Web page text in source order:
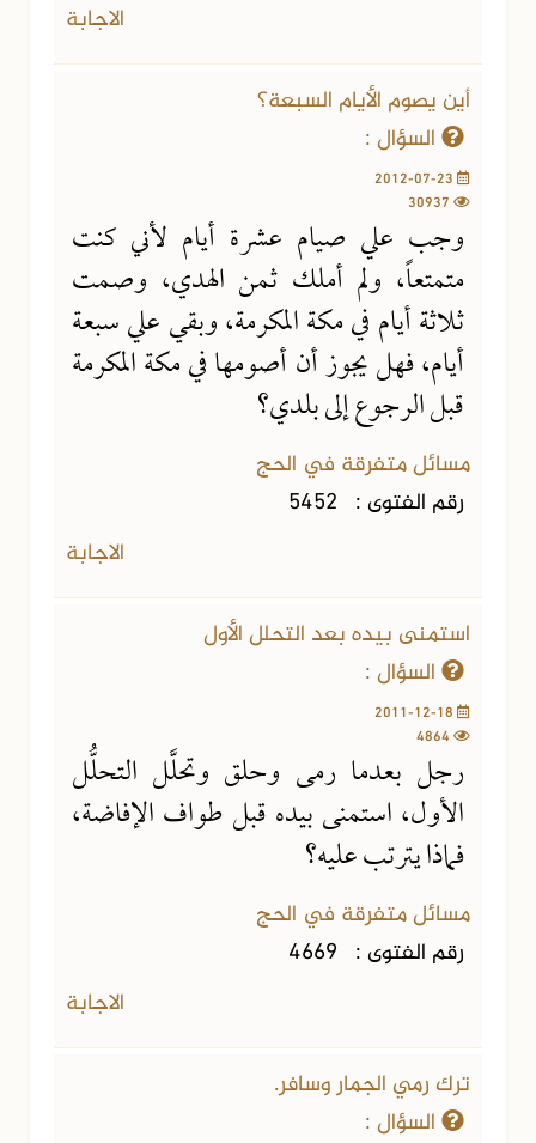
الاجابة
أين يصوم الأيام السبعة؟
السؤال :
وجب علي صيام عشرة أيام لأني كنت
متمتعاً، ولم أملك ثمن الهدي، وصمت
ثلاثة أيام في مكة المكرمة، وبقي علي سبعة
أيام، فهل يجوز أن أصومها في مكة المكرمة
قبل الرجوع إلى بلدي؟
مسائل متفرقة في الحج
رقم الفتوى : 5452
الاجابة
استمنى بيده بعد التحلل الأول
السؤال :
رجل بعدما رمى وحلق وتحلَّل التحلُّل
الأول، استمنى بيده قبل طواف الإفاضة،
فماذا يترتب عليه؟
مسائل متفرقة في الحج
رقم الفتوى : 4669
الاجابة
ترك رمي الجمار وسافر.
السؤال :